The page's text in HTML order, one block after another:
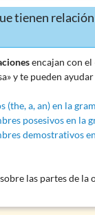
tienen
encajan con el
y te pueden
(the, a, an) en la
posesivos en la
demostrativos
las partes de la